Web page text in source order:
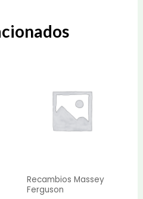
Recambios Massey
Ferguson